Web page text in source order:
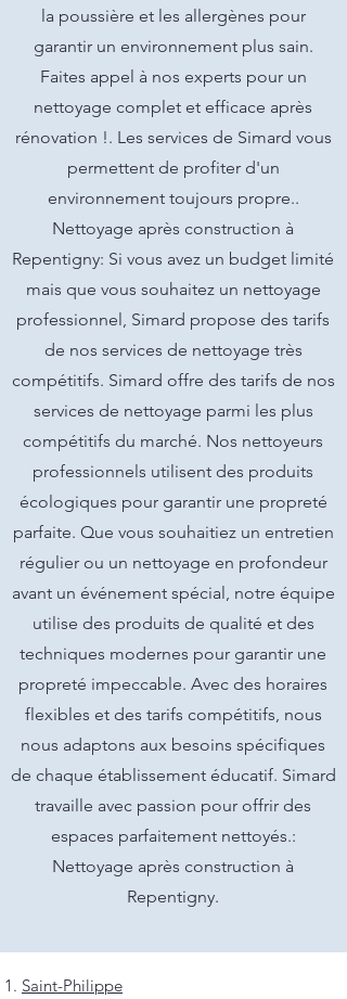
la poussière et les allergènes pour
garantir un environnement plus sain.
Faites appel à nos experts pour un
nettoyage complet et efficace après
rénovation !. Les services de Simard vous
permettent de profiter d'un
environnement toujours propre..
Nettoyage après construction à
Repentigny: Si vous avez un budget limité
mais que vous souhaitez un nettoyage
professionnel, Simard propose des tarifs
de nos services de nettoyage très
compétitifs. Simard offre des tarifs de nos
services de nettoyage parmi les plus
compétitifs du marché. Nos nettoyeurs
professionnels utilisent des produits
écologiques pour garantir une propreté
parfaite. Que vous souhaitiez un entretien
régulier ou un nettoyage en profondeur
avant un événement spécial, notre équipe
utilise des produits de qualité et des
techniques modernes pour garantir une
propreté impeccable. Avec des horaires
flexibles et des tarifs compétitifs, nous
nous adaptons aux besoins spécifiques
de chaque établissement éducatif. Simard
travaille avec passion pour offrir des
espaces parfaitement nettoyés.:
Nettoyage après construction à
Repentigny.
Saint-Philippe